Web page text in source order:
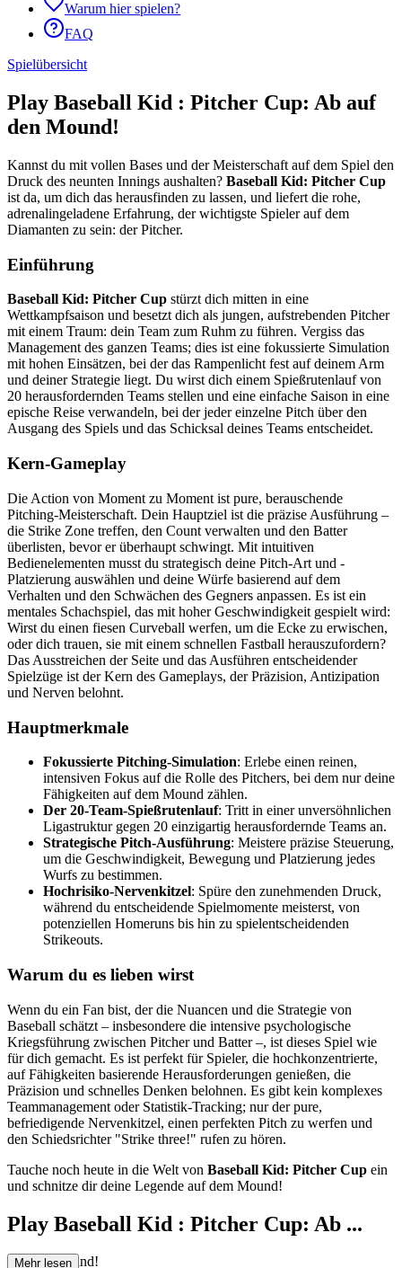
Warum hier spielen?
FAQ
Spielübersicht
Play Baseball Kid : Pitcher Cup: Ab auf
den Mound!
Kannst du mit vollen Bases und der Meisterschaft auf dem Spiel den
Druck des neunten Innings aushalten? Baseball Kid: Pitcher Cup
ist da, um dich das herausfinden zu lassen, und liefert die rohe,
adrenalingeladene Erfahrung, der wichtigste Spieler auf dem
Diamanten zu sein: der Pitcher.
Einführung
Baseball Kid: Pitcher Cup stürzt dich mitten in eine
Wettkampfsaison und besetzt dich als jungen, aufstrebenden Pitcher
mit einem Traum: dein Team zum Ruhm zu führen. Vergiss das
Management des ganzen Teams; dies ist eine fokussierte Simulation
mit hohen Einsätzen, bei der das Rampenlicht fest auf deinem Arm
und deiner Strategie liegt. Du wirst dich einem Spießrutenlauf von
20 herausfordernden Teams stellen und eine einfache Saison in eine
epische Reise verwandeln, bei der jeder einzelne Pitch über den
Ausgang des Spiels und das Schicksal deines Teams entscheidet.
Kern-Gameplay
Die Action von Moment zu Moment ist pure, berauschende
Pitching-Meisterschaft. Dein Hauptziel ist die präzise Ausführung –
die Strike Zone treffen, den Count verwalten und den Batter
überlisten, bevor er überhaupt schwingt. Mit intuitiven
Bedienelementen musst du strategisch deine Pitch-Art und -
Platzierung auswählen und deine Würfe basierend auf dem
Verhalten und den Schwächen des Gegners anpassen. Es ist ein
mentales Schachspiel, das mit hoher Geschwindigkeit gespielt wird:
Wirst du einen fiesen Curveball werfen, um die Ecke zu erwischen,
oder dich trauen, sie mit einem schnellen Fastball herauszufordern?
Das Ausstreichen der Seite und das Ausführen entscheidender
Spielzüge ist der Kern des Gameplays, der Präzision, Antizipation
und Nerven belohnt.
Hauptmerkmale
Fokussierte Pitching-Simulation: Erlebe einen reinen,
intensiven Fokus auf die Rolle des Pitchers, bei dem nur deine
Fähigkeiten auf dem Mound zählen.
Der 20-Team-Spießrutenlauf: Tritt in einer unversöhnlichen
Ligastruktur gegen 20 einzigartig herausfordernde Teams an.
Strategische Pitch-Ausführung: Meistere präzise Steuerung,
um die Geschwindigkeit, Bewegung und Platzierung jedes
Wurfs zu bestimmen.
Hochrisiko-Nervenkitzel: Spüre den zunehmenden Druck,
während du entscheidende Spielmomente meisterst, von
potenziellen Homeruns bis hin zu spielentscheidenden
Strikeouts.
Warum du es lieben wirst
Wenn du ein Fan bist, der die Nuancen und die Strategie von
Baseball schätzt – insbesondere die intensive psychologische
Kriegsführung zwischen Pitcher und Batter –, ist dieses Spiel wie
für dich gemacht. Es ist perfekt für Spieler, die hochkonzentrierte,
auf Fähigkeiten basierende Herausforderungen genießen, die
Präzision und schnelles Denken belohnen. Es gibt kein komplexes
Teammanagement oder Statistik-Tracking; nur der pure,
befriedigende Nervenkitzel, einen perfekten Pitch zu werfen und
den Schiedsrichter "Strike three!" rufen zu hören.
Tauche noch heute in die Welt von Baseball Kid: Pitcher Cup ein
und schnitze dir deine Legende auf dem Mound!
Play Baseball Kid : Pitcher Cup: Ab ...
auf den Mound!
Mehr lesen